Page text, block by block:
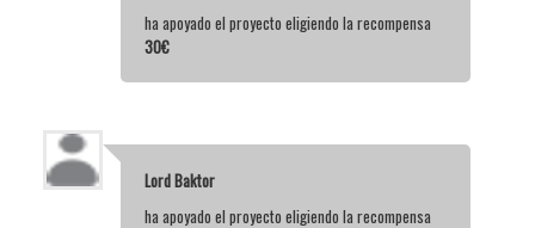
ha apoyado el proyecto eligiendo la recompensa
30€
Lord Baktor
ha apoyado el proyecto eligiendo la recompensa